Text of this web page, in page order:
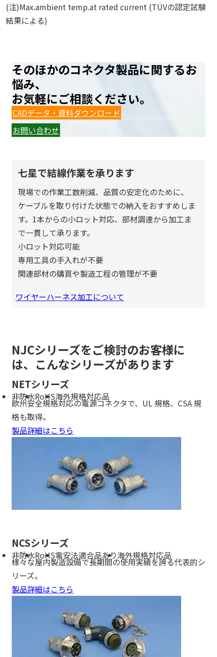
(注)Max.ambient temp.at rated current (TÜVの認定試験
結果による)
そのほかのコネクタ製品に関するお
悩み、
お気軽にご相談ください。
CADデータ・資料ダウンロード
お問い合わせ
七星で結線作業を承ります
現場での作業工数削減、品質の安定化のために、
ケーブルを取り付けた状態での納入をおすすめしま
す。1本からの小ロット対応、部材調達から加工ま
で一貫して承ります。
小ロット対応可能
専用工具の手入れが不要
関連部材の購買や製造工程の管理が不要
ワイヤーハーネス加工について
NJCシリーズをご検討のお客様に
は、こんなシリーズがあります
NETシリーズ
非防水RoHS海外規格対応品
欧州安全規格対応の電源コネクタで、UL 規格、CSA 規
格も取得。
製品詳細はこちら
NCSシリーズ
非防水RoHS電安法適合品あり海外規格対応品
様々な屋内製造設備で長期間の使用実績を誇る代表的シ
リーズ。
製品詳細はこちら